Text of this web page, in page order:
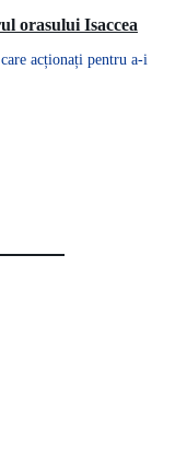
orasului Isaccea
acționați pentru a-i